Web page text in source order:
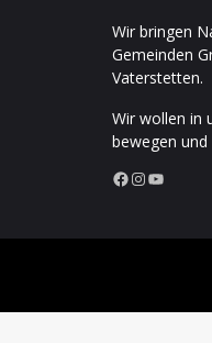
Wir bringen
Gemeinden
Vaterstetten.
Wir wollen in
bewegen
Facebook InstagramYouTube